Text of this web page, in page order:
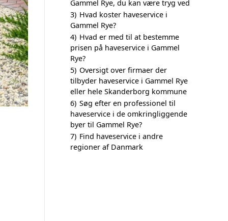
Gammel Rye, du kan være tryg ved
3) Hvad koster haveservice i
Gammel Rye?
4) Hvad er med til at bestemme
prisen på haveservice i Gammel
Rye?
5) Oversigt over firmaer der
tilbyder haveservice i Gammel Rye
eller hele Skanderborg kommune
6) Søg efter en professionel til
haveservice i de omkringliggende
byer til Gammel Rye?
7) Find haveservice i andre
regioner af Danmark